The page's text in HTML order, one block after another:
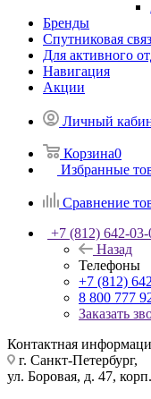
Бренды
Спутниковая
Для активного
Навигация
Акции
Личный
Корзина0
Избранные
Сравнение
+7 (812) 642-03-
Назад
Телефоны
+7 (812)
8 800 777
Заказать
Контактная
г. Санкт-Петербург,
ул. Боровая, д. 47,